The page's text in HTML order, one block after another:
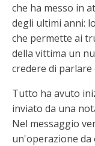
che ha messo in
degli ultimi anni: lo
che permette ai
della vittima un
credere di
Tutto ha avuto
inviato da una
Nel messaggio
un'operazione da